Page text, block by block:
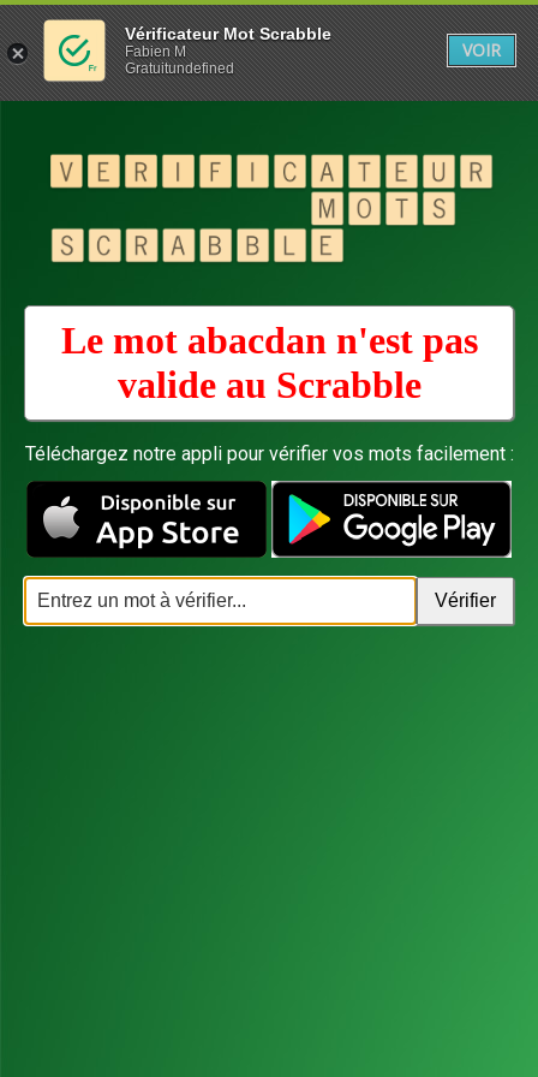
Le mot abacdan n'est pas
valide au Scrabble
Téléchargez notre appli pour vérifier vos mots facilement :
Vérificateur Mot Scrabble
Fabien M
Gratuitundefined
VOIR